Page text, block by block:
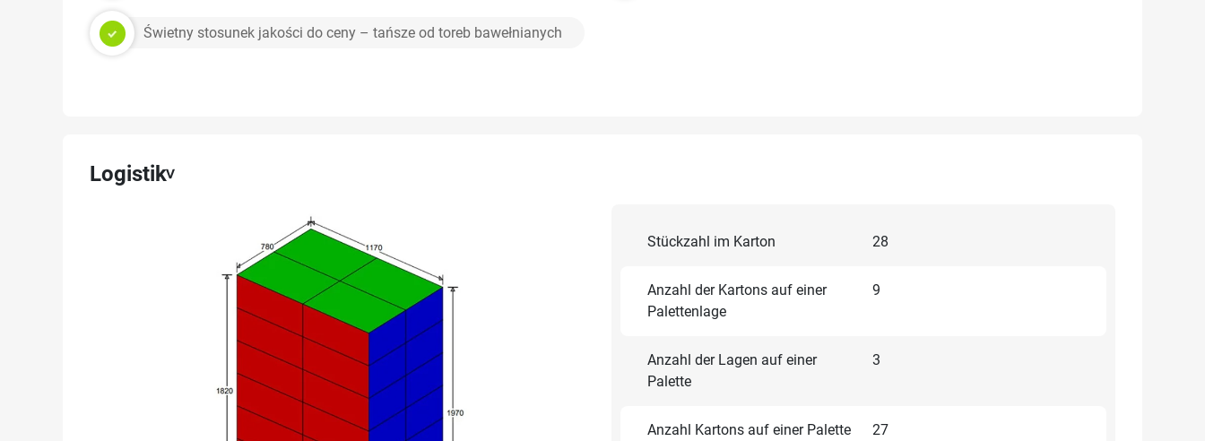
Świetny stosunek jakości do ceny – tańsze od toreb bawełnianych
Logistik
Stückzahl im Karton 28
Anzahl der Kartons auf einer
Palettenlage
9
Anzahl der Lagen auf einer
Palette
3
Anzahl Kartons auf einer Palette 27